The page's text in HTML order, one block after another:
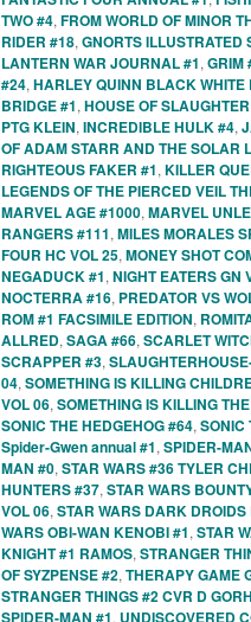
TWO #4, FROM WORLD OF MINOR
RIDER #18, GNORTS ILLUSTRATED
LANTERN WAR JOURNAL #1, GRIM
#24, HARLEY QUINN BLACK WHITE
BRIDGE #1, HOUSE OF
PTG KLEIN, INCREDIBLE HULK #4,
OF ADAM STARR AND THE SOLAR
RIGHTEOUS FAKER #1, KILLER
LEGENDS OF THE PIERCED VEIL
MARVEL AGE #1000, MARVEL
RANGERS #111, MILES MORALES
FOUR HC VOL 25, MONEY SHOT
NEGADUCK #1, NIGHT EATERS GN
NOCTERRA #16, PREDATOR VS
ROM #1 FACSIMILE EDITION,
ALLRED, SAGA #66, SCARLET
SCRAPPER #3,
04, SOMETHING IS KILLING
VOL 06, SOMETHING IS KILLING
SONIC THE HEDGEHOG #64, SONIC
Spider-Gwen annual #1, SPIDER-
MAN #0, STAR WARS #36 TYLER
HUNTERS #37, STAR WARS
VOL 06, STAR WARS DARK DROIDS
WARS OBI-WAN KENOBI #1, STAR
KNIGHT #1 RAMOS, STRANGER
OF SYZPENSE #2, THERAPY GAME
STRANGER THINGS #2 CVR D
SPIDER-MAN #1, UNDISCOVERED